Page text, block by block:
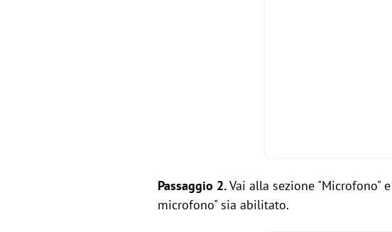
Passaggio 2.Vai alla sezione "Microfono"
microfono" sia abilitato.